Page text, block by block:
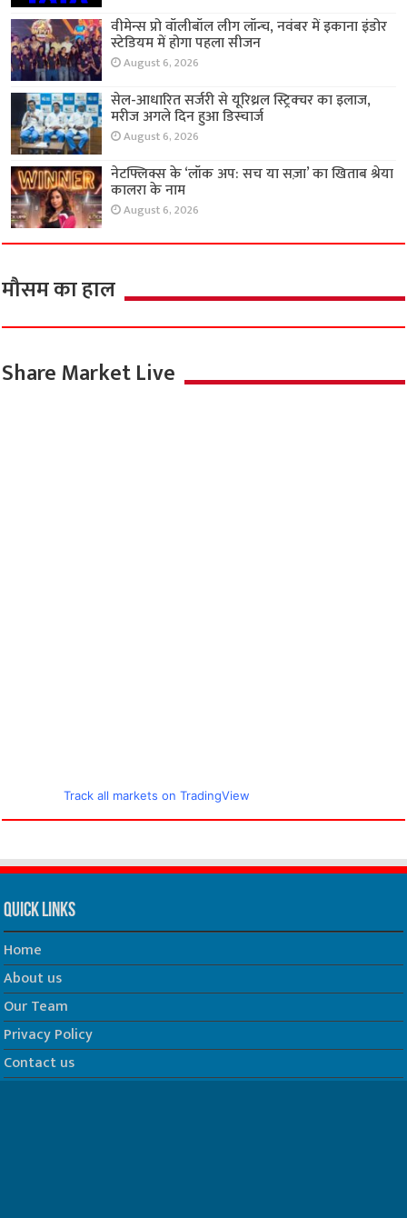
वीमेन्स प्रो वॉलीबॉल लीग लॉन्च, नवंबर में इकाना इंडोर
स्टेडियम में होगा पहला सीजन
August 6, 2026
सेल-आधारित सर्जरी से यूरिथ्रल स्ट्रिक्चर का इलाज,
मरीज अगले दिन हुआ डिस्चार्ज
August 6, 2026
नेटफ्लिक्स के ‘लॉक अप: सच या सज़ा’ का खिताब श्रेया
कालरा के नाम
August 6, 2026
मौसम का हाल
Share Market Live
Track all markets on TradingView
Quick Links
Home
About us
Our Team
Privacy Policy
Contact us